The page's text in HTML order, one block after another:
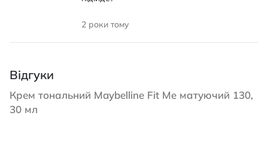
2 роки тому
Відгуки
Крем тональний Maybelline Fit Me матуючий 130,
30 мл